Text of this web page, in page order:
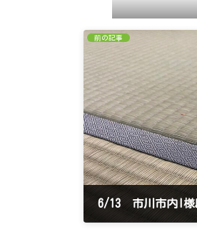
前の記事
6/13 市川市内I様